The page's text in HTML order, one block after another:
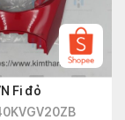
Fi đỏ